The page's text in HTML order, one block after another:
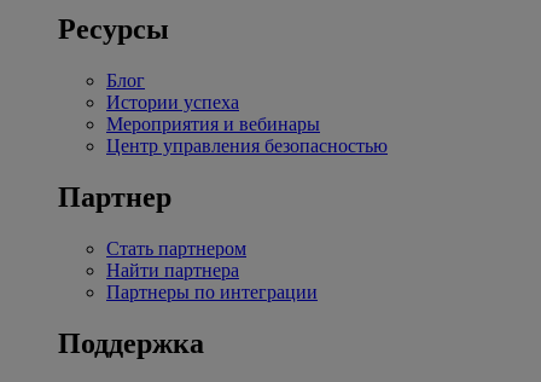
Ресурсы
Блог
Истории успеха
Мероприятия и вебинары
Центр управления безопасностью
Партнер
Стать партнером
Найти партнера
Партнеры по интеграции
Поддержка